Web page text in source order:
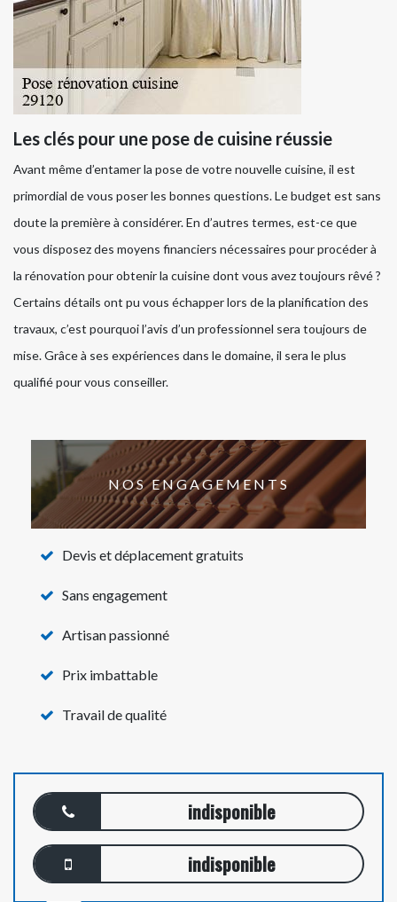
Les clés pour une pose de cuisine réussie
Avant même d’entamer la pose de votre nouvelle cuisine, il est
primordial de vous poser les bonnes questions. Le budget est sans
doute la première à considérer. En d’autres termes, est-ce que
vous disposez des moyens financiers nécessaires pour procéder à
la rénovation pour obtenir la cuisine dont vous avez toujours rêvé ?
Certains détails ont pu vous échapper lors de la planification des
travaux, c’est pourquoi l’avis d’un professionnel sera toujours de
mise. Grâce à ses expériences dans le domaine, il sera le plus
qualifié pour vous conseiller.
NOS ENGAGEMENTS
Devis et déplacement gratuits
Sans engagement
Artisan passionné
Prix imbattable
Travail de qualité
indisponible
indisponible